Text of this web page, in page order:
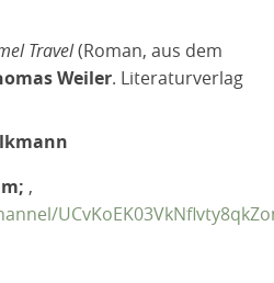
Travel(Roman, aus dem
Weiler. Literaturverlag
,